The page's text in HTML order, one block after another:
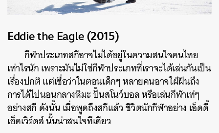
Eddie the Eagle (2015)
กีฬาประเภทสกีอาจไม่ได้อยู่ในความสนใจคนไทย
เท่าไรนัก เพราะมันไม่ใช่กีฬาประเภทที่เราจะได้เล่นกันเป็น
เรื่องปกติ แต่เชื่อว่าในตอนเด็กๆ หลายคนอาจใฝ่ฝันถึง
การได้ไปนอนกลางหิมะ ปั้นสโนว์บอล หรือเล่นกีฬาเท่ๆ
อย่างสกี ดังนั้น เมื่อพูดถึงสกีแล้ว ชีวิตนักกีฬาอย่าง เอ็ดดี้
เอ็ดเวิร์ดส์ นั้นน่าสนใจทีเดียว